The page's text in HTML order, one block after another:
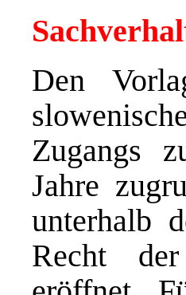
Den
Zugangs
Jahre
unterhalb
Recht der